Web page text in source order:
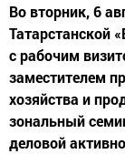
Во вторник, 6
Татарстанской
с рабочим
заместителем
хозяйства и
зональный
деловой